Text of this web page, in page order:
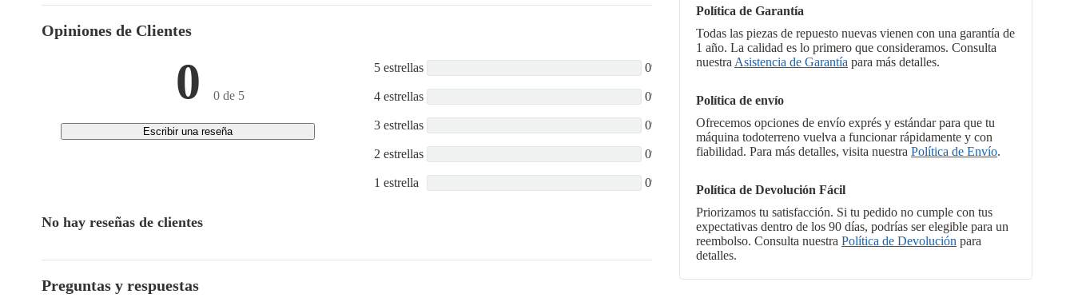
Opiniones de Clientes
0 0 de 5
Escribir una reseña
5 estrellas 0%
4 estrellas 0%
3 estrellas 0%
2 estrellas 0%
1 estrella 0%
No hay reseñas de clientes
Preguntas y respuestas
Política de Garantía
Todas las piezas de repuesto nuevas vienen con una garantía de
1 año. La calidad es lo primero que consideramos. Consulta
nuestra Asistencia de Garantía para más detalles.
Política de envío
Ofrecemos opciones de envío exprés y estándar para que tu
máquina todoterreno vuelva a funcionar rápidamente y con
fiabilidad. Para más detalles, visita nuestra Política de Envío.
Política de Devolución Fácil
Priorizamos tu satisfacción. Si tu pedido no cumple con tus
expectativas dentro de los 90 días, podrías ser elegible para un
reembolso. Consulta nuestra Política de Devolución para
detalles.